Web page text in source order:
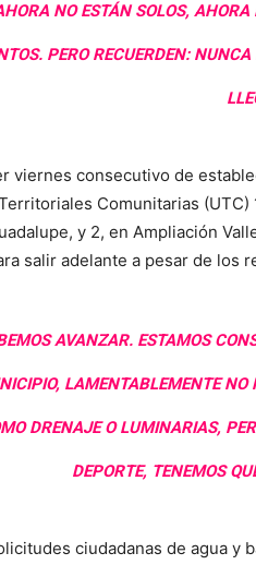
NO ESTÁN SOLOS,
PERO RECUERDEN:
viernes consecutivo de
Comunitarias (UTC)
y 2, en Ampliación
salir adelante a pesar de los
AVANZAR. ESTAMOS
LAMENTABLEMENTE NO
DRENAJE O LUMINARIAS,
DEPORTE, TENEMOS
ciudadanas de agua y